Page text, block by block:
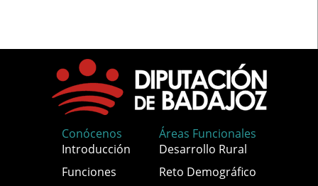
Conócenos
Introducción
Funciones
Áreas Funcionales
Desarrollo Rural
Reto Demográfico